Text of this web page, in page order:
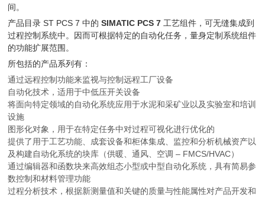
间。
产品目录 ST PCS 7 中的SIMATIC PCS 7 工艺组件，可无缝集成到
过程控制系统中。因而可根据特定的自动化任务，量身定制系统组件
的功能扩展范围。
所包括的产品系列有：
通过远程控制功能来监视与控制远程工厂设备
自动化技术，适用于中低压开关设备
将面向特定领域的自动化系统应用于水泥和采矿业以及实验室和培训
设施
图形化对象，用于在特定任务中对过程可视化进行优化的
提供了用于工艺功能、成套设备和柜体集成、监控和分析机械资产以
及构建自动化系统的块库（供暖、通风、空调 – FMCS/HVAC）
通过编辑器和函数块来高效组态小型或中型自动化系统，具有简易参
数控制和材料管理功能
过程分析技术，根据新测量值和关键的质量与性能属性对产品开发和